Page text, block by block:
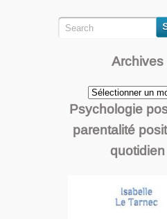
Archives
Archives
Psychologie
parentalité
quotidien